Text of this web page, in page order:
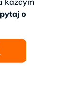
każdym
o